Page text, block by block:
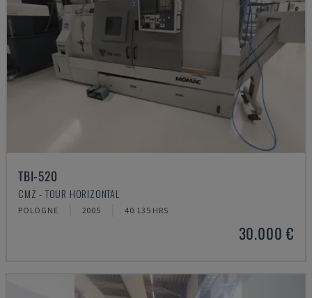
TBI-520
CMZ - TOUR HORIZONTAL
POLOGNE 2005 40.135 HRS
30.000 €